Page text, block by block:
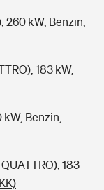
260 kW, Benzin,
183 kW,
Benzin,
183